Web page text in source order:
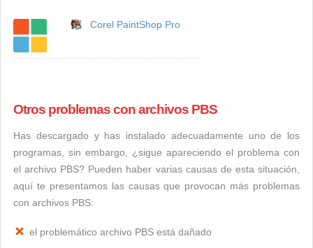
Corel PaintShop Pro
Otros problemas con archivos PBS
Has descargado y has instalado adecuadamente uno de los
programas, sin embargo, ¿sigue apareciendo el problema con
el archivo PBS? Pueden haber varias causas de esta situación,
aquí te presentamos las causas que provocan más problemas
con archivos PBS:
el problemático archivo PBS está dañado